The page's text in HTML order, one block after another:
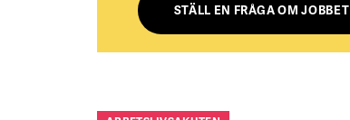
STÄLL EN FRÅGA OM JOBBET